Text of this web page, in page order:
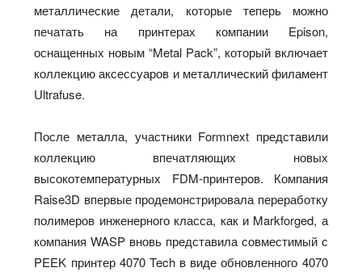
металлические детали, которые теперь можно
печатать на принтерах компании Epison,
оснащенных новым “Metal Pack”, который включает
коллекцию аксессуаров и металлический филамент
Ultrafuse.
После металла, участники Formnext представили
коллекцию впечатляющих новых
высокотемпературных FDM-принтеров. Компания
Raise3D впервые продемонстрировала переработку
полимеров инженерного класса, как и Markforged, а
компания WASP вновь представила совместимый с
PEEK принтер 4070 Tech в виде обновленного 4070